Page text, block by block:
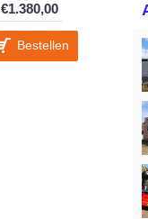
€1.380,00
Bestellen